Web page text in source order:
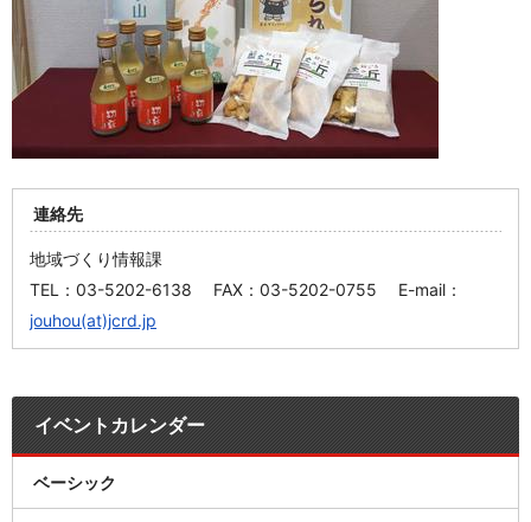
連絡先
地域づくり情報課
TEL：03-5202-6138 FAX：03-5202-0755 E-mail：
jouhou(at)jcrd.jp
イベントカレンダー
ベーシック